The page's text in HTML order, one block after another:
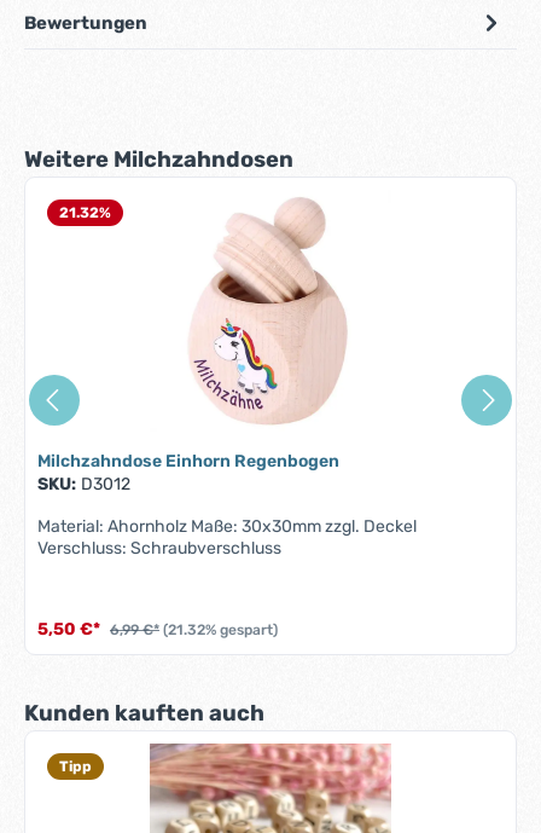
Bewertungen
Produktgalerie überspringen
Weitere Milchzahndosen
21.32%
Milchzahndose Einhorn Regenbogen
SKU: D3012
Material: Ahornholz Maße: 30x30mm zzgl. Deckel
Verschluss: Schraubverschluss
5,50 €* 6,99 €* (21.32% gespart)
Produktgalerie überspringen
Kunden kauften auch
Tipp